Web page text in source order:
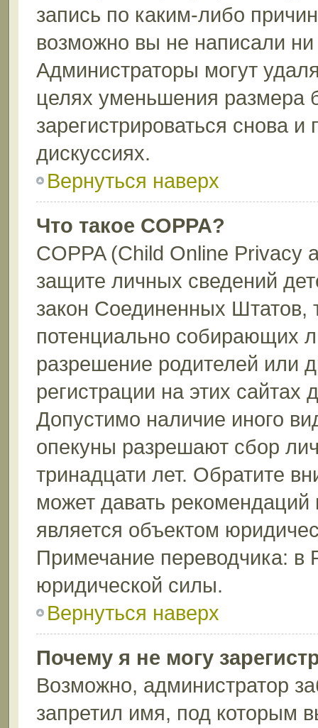
запись по каким-либо
возможно вы не написали
Администраторы могут
целях уменьшения размера
зарегистрироваться снова и
дискуссиях.
Вернуться наверх
Что такое COPPA?
COPPA (Child Online Privacy
защите личных сведений
закон Соединенных Штатов,
потенциально собирающих
разрешение родителей или
регистрации на этих
Допустимо наличие иного
опекуны разрешают сбор
тринадцати лет. Обратите
может давать
является объектом
Примечание переводчика: в
юридической силы.
Вернуться наверх
Почему я не могу
Возможно, администратор
запретил имя, под которым